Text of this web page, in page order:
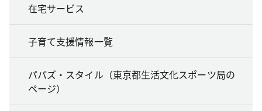
在宅サービス
子育て支援情報一覧
パパズ・スタイル（東京都生活文化スポーツ局の
ページ）